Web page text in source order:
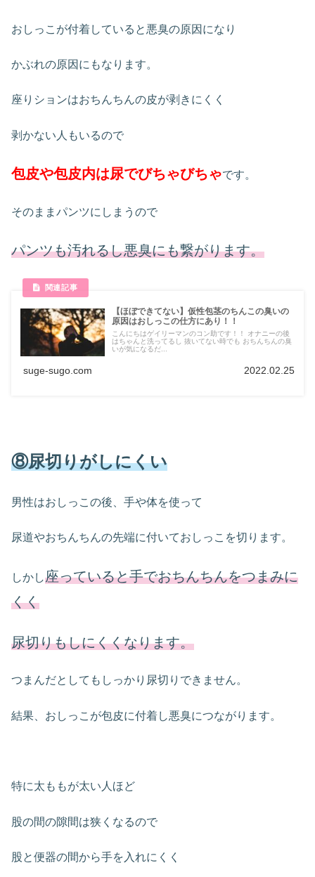
おしっこが付着していると悪臭の原因になり
かぶれの原因にもなります。
座りションはおちんちんの皮が剥きにくく
剥かない人もいるので
包皮や包皮内は尿でびちゃびちゃです。
そのままパンツにしまうので
パンツも汚れるし悪臭にも繋がります。
【ほぼできてない】仮性包茎のちんこの臭いの
原因はおしっこの仕方にあり！！
こんにちはゲイリーマンのコン助です！！ オナニーの後
はちゃんと洗ってるし 抜いてない時でも おちんちんの臭
いが気になるだ...
suge-sugo.com 2022.02.25
⑧尿切りがしにくい
男性はおしっこの後、手や体を使って
尿道やおちんちんの先端に付いておしっこを切ります。
しかし座っていると手でおちんちんをつまみに
くく
尿切りもしにくくなります。
つまんだとしてもしっかり尿切りできません。
結果、おしっこが包皮に付着し悪臭につながります。
特に太ももが太い人ほど
股の間の隙間は狭くなるので
股と便器の間から手を入れにくく